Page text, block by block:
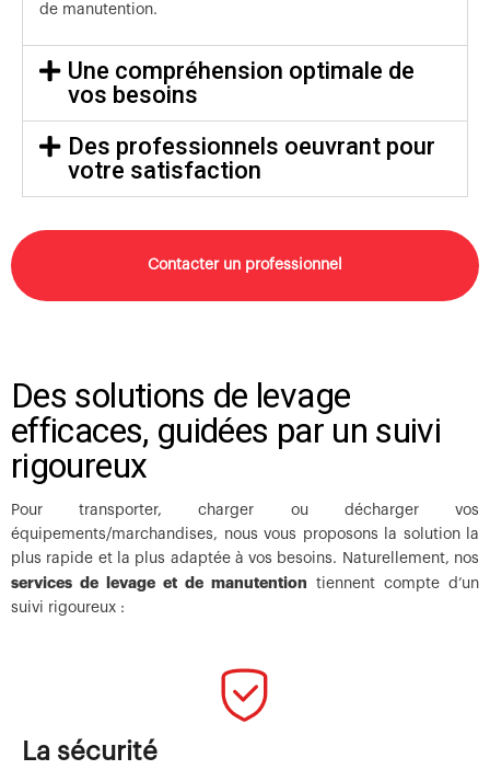
de manutention.
Une compréhension optimale de
vos besoins
Des professionnels oeuvrant pour
votre satisfaction
Contacter un professionnel
Des solutions de levage
efficaces, guidées par un suivi
rigoureux
Pour transporter, charger ou décharger vos
équipements/marchandises, nous vous proposons la solution la
plus rapide et la plus adaptée à vos besoins. Naturellement, nos
services de levage et de manutention tiennent compte d’un
suivi rigoureux :
La sécurité